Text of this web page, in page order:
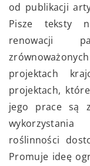
od publikacji
Pisze teksty
renowacji
projektach
projektach,
jego prace są
roślinności
Promuje ideę